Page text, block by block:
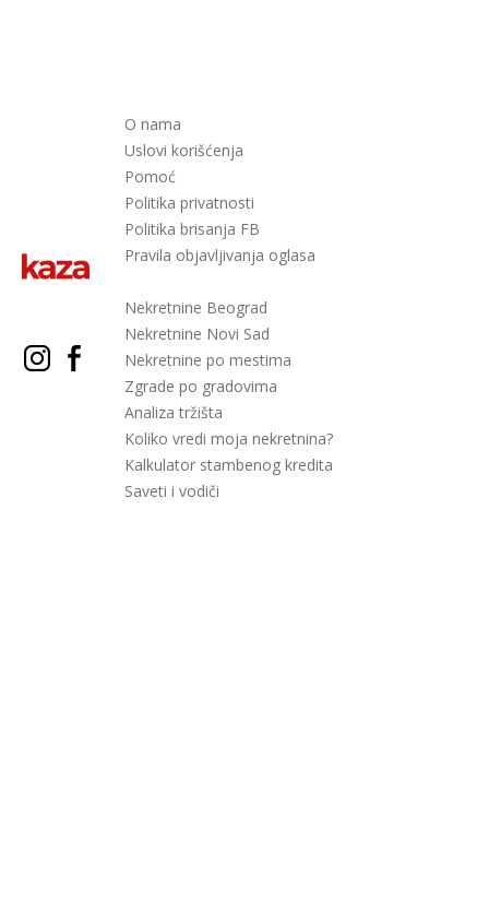
O nama
Uslovi korišćenja
Pomoć
Politika privatnosti
Politika brisanja FB
Pravila objavljivanja oglasa
Nekretnine Beograd
Nekretnine Novi Sad
Nekretnine po mestima
Zgrade po gradovima
Analiza tržišta
Koliko vredi moja nekretnina?
Kalkulator stambenog kredita
Saveti i vodiči